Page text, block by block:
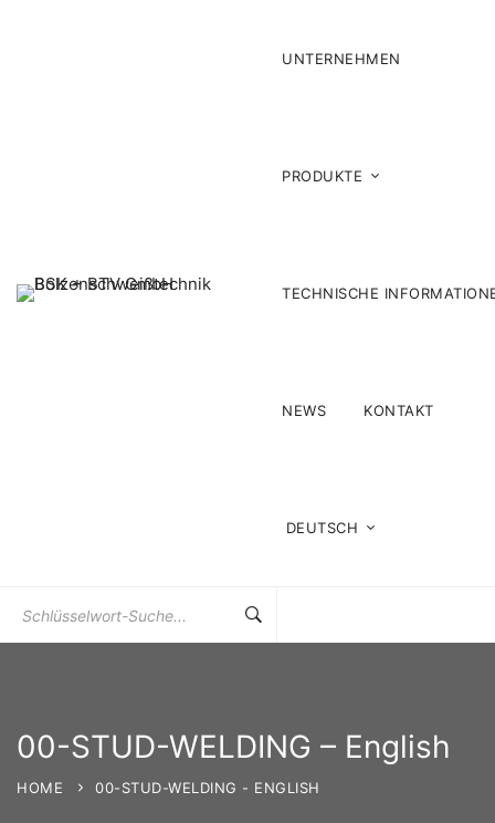
UNTERNEHMEN
PRODUKTE
TECHNISCHE
NEWS KONTAKT
DEUTSCH
Sie
00-STUD-WELDING – English
HOME 00-STUD-WELDING - ENGLISH